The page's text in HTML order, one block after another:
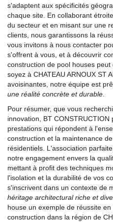
s'adaptent aux spécificités
chaque site. En collaborant
du secteur et en misant sur une
clients, nous garantissons la
vous invitons à nous contacter
s'offrent à vous, et à découvrir
construction de pool houses
soyez à CHATEAU ARNOUX ST
avoisinantes, notre équipe est
une réalité concrète et durable
Pour résumer, que vous
innovation, BT
prestations qui répondent à
construction et la maintenance
résidentiels. L'association
notre engagement envers la
mettant à profit des techniques
l'isolation et la durabilité de vos
s'inscrivent dans un contexte de
héritage architectural riche et
house un exemple de réussite
construction dans la région de